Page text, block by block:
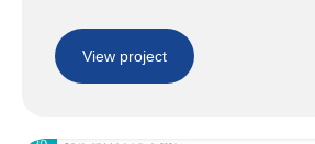
View project